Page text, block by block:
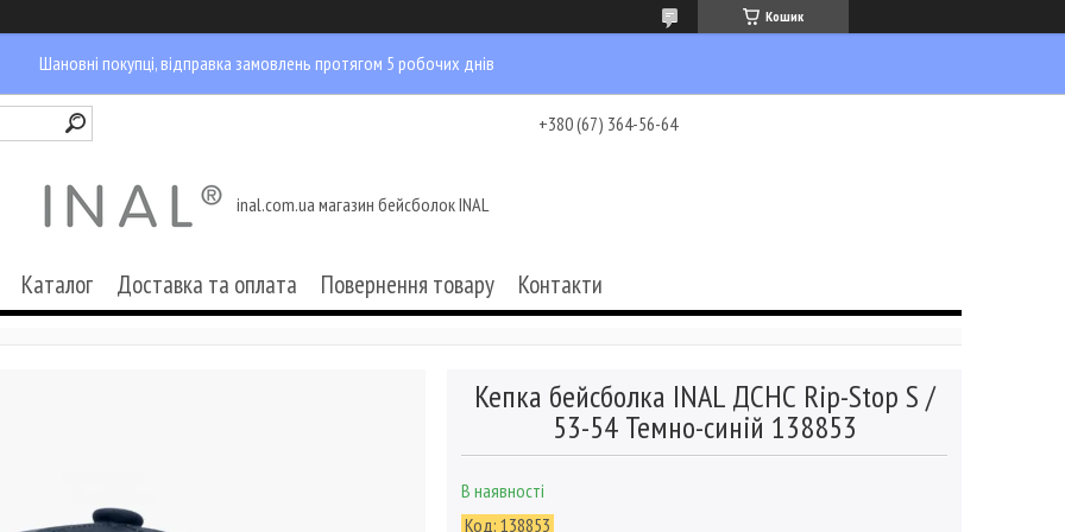
Кошик
Шановні покупці, відправка замовлень протягом 5 робочих днів
+380 (67) 364-56-64
inal.com.ua магазин бейсболок INAL
Каталог Доставка та оплата Повернення товару Контакти
Кепка бейсболка INAL ДСНС Rip-Stop S /
53-54 Темно-синій 138853
В наявності
Код: 138853